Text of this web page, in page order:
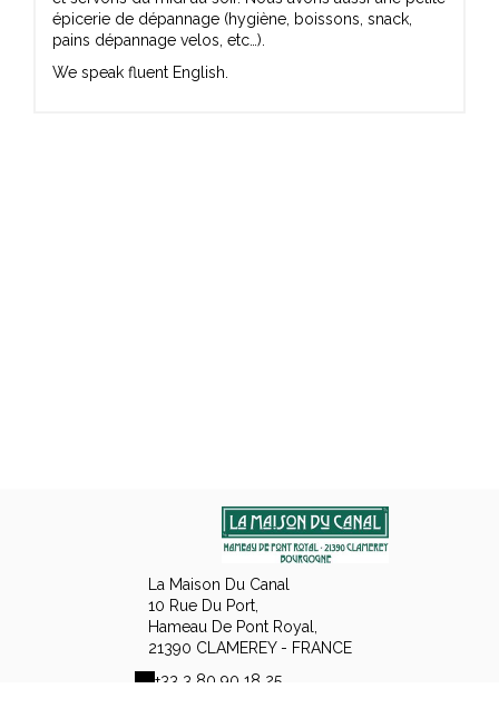
épicerie de dépannage (hygiène, boissons, snack,
pains dépannage velos, etc…).
We speak fluent English.
La Maison Du Canal
10 Rue Du Port,
Hameau De Pont Royal,
21390 CLAMEREY - FRANCE
+33 3 80 90 18 25